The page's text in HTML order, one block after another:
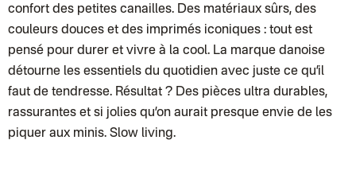
Colis suivi (expédition Loia)
Colissimo personnalisé
Colissimo suivi (expédition Connoisseur)
Colis suivi GLS (expédition Tikino)
Colissimo suivi (expédition April Eleven)
Belgique
Lettre prioritaire
Colissimo suivi (expédition par Yamayama)
: Livraison à votre
Chronopost Belgique
confort des petites canailles. Des matériaux sûrs, des
couleurs douces et des imprimés iconiques : tout est
pensé pour durer et vivre à la cool. La marque danoise
détourne les essentiels du quotidien avec juste ce qu’il
faut de tendresse. Résultat ? Des pièces ultra durables,
rassurantes et si jolies qu’on aurait presque envie de les
piquer aux minis. Slow living.